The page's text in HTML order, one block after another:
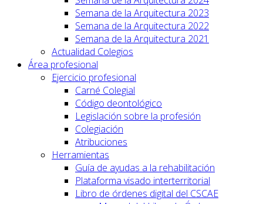
Semana de la Arquitectura 2023
Semana de la Arquitectura 2022
Semana de la Arquitectura 2021
Actualidad Colegios
Área profesional
Ejercicio profesional
Carné Colegial
Código deontológico
Legislación sobre la profesión
Colegiación
Atribuciones
Herramientas
Guía de ayudas a la rehabilitación
Plataforma visado interterritorial
Libro de órdenes digital del CSCAE